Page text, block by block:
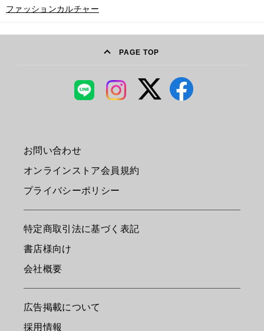
ファッションカルチャー
PAGE TOP
お問い合わせ
オンラインストア会員規約
プライバシーポリシー
特定商取引法に基づく表記
書店様向け
会社概要
広告掲載について
採用情報